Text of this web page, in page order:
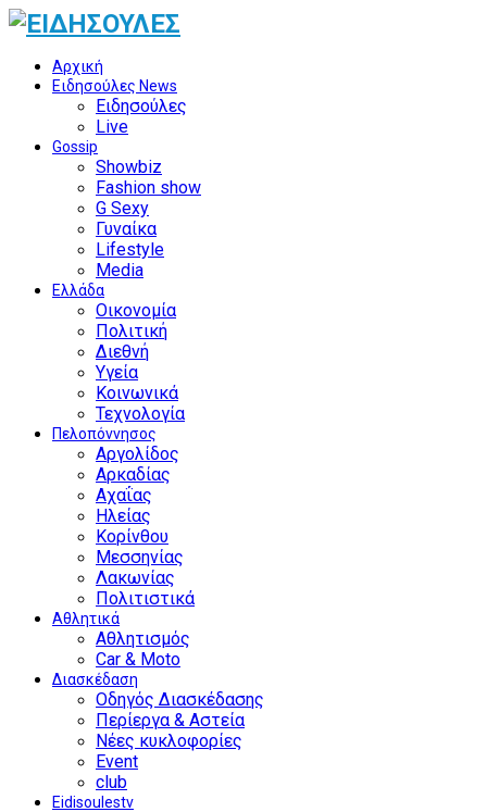
Αρχική
Ειδησούλες News
Ειδησούλες
Live
Gossip
Showbiz
Fashion show
G Sexy
Γυναίκα
Lifestyle
Media
Ελλάδα
Οικονομία
Πολιτική
Διεθνή
Υγεία
Κοινωνικά
Τεχνολογία
Πελοπόννησος
Αργολίδος
Αρκαδίας
Αχαΐας
Ηλείας
Κορίνθου
Μεσσηνίας
Λακωνίας
Πολιτιστικά
Αθλητικά
Αθλητισμός
Car & Moto
Διασκέδαση
Οδηγός Διασκέδασης
Περίεργα & Αστεία
Νέες κυκλοφορίες
Event
club
Eidisoulestv